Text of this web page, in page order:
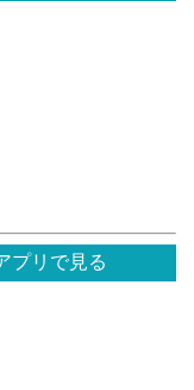
プリで見る